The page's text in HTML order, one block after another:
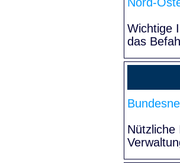
Wichtige
das
Nützliche